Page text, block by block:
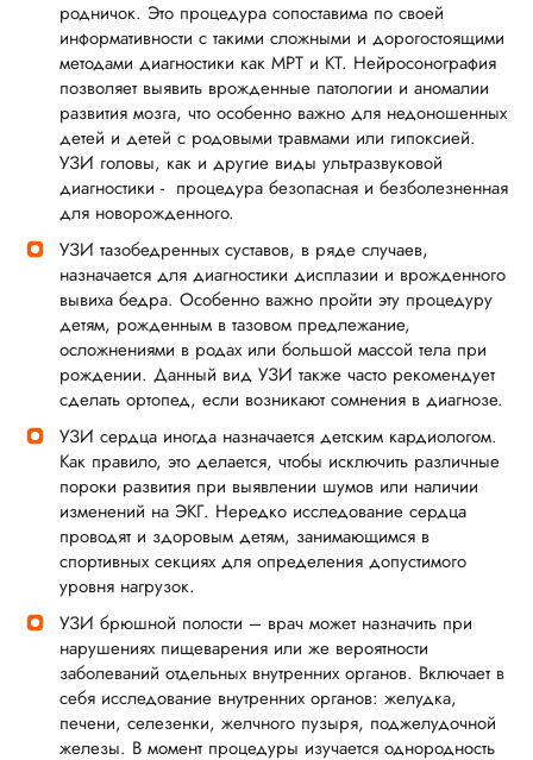
родничок. Это процедура сопоставима по своей
информативности с такими сложными и дорогостоящими
методами диагностики как МРТ и КТ. Нейросонография
позволяет выявить врожденные патологии и аномалии
развития мозга, что особенно важно для недоношенных
детей и детей с родовыми травмами или гипоксией.
УЗИ головы, как и другие виды ультразвуковой
диагностики - процедура безопасная и безболезненная
для новорожденного.
УЗИ тазобедренных суставов, в ряде случаев,
назначается для диагностики дисплазии и врожденного
вывиха бедра. Особенно важно пройти эту процедуру
детям, рожденным в тазовом предлежание,
осложнениями в родах или большой массой тела при
рождении. Данный вид УЗИ также часто рекомендует
сделать ортопед, если возникают сомнения в диагнозе.
УЗИ сердца иногда назначается детским кардиологом.
Как правило, это делается, чтобы исключить различные
пороки развития при выявлении шумов или наличии
изменений на ЭКГ. Нередко исследование сердца
проводят и здоровым детям, занимающимся в
спортивных секциях для определения допустимого
уровня нагрузок.
УЗИ брюшной полости – врач может назначить при
нарушениях пищеварения или же вероятности
заболеваний отдельных внутренних органов. Включает в
себя исследование внутренних органов: желудка,
печени, селезенки, желчного пузыря, поджелудочной
железы. В момент процедуры изучается однородность